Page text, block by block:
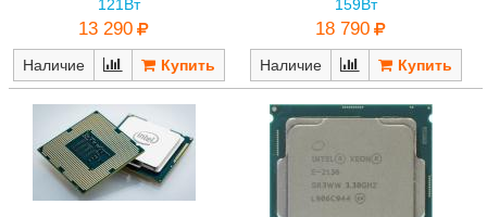
121Вт
13 290
Наличие
159Вт
18 790
Наличие